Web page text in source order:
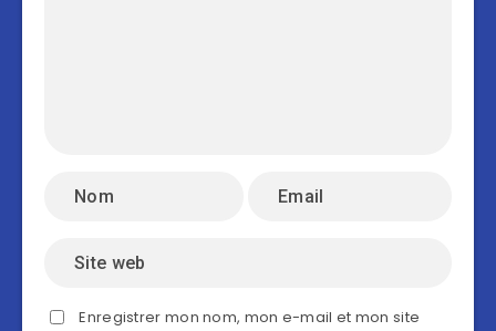
Enregistrer mon nom, mon e-mail et mon site